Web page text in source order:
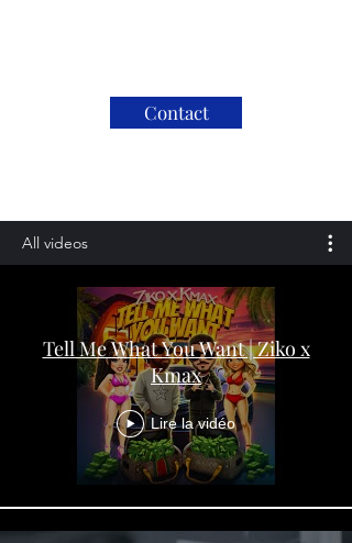
Contact
All videos
Tell Me What You Want | Ziko x
Kmax
Lire la vidéo